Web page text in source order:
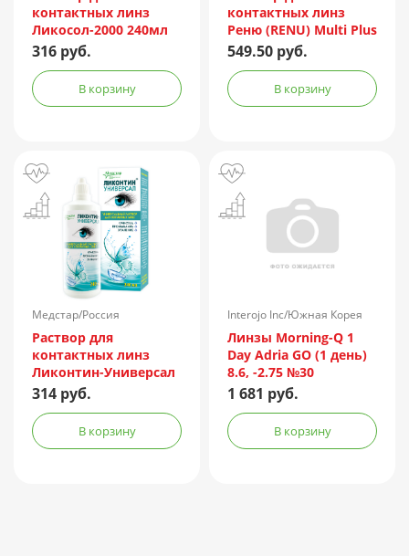
контактных линз
Ликосол-2000 240мл
316 руб.
В корзину
контактных линз
Реню (RENU) Multi Plus
240мл + контейнер
549.50 руб.
В корзину
Медстар/Россия
Раствор для
контактных линз
Ликонтин-Универсал
240мл
314 руб.
В корзину
Interojo Inc/Южная Корея
Линзы Morning-Q 1
Day Adria GO (1 день)
8.6, -2.75 №30
1 681 руб.
В корзину